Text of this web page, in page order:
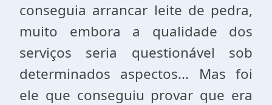
conseguia arrancar leite de pedra,
muito embora a qualidade dos
serviços seria questionável sob
determinados aspectos... Mas foi
ele que conseguiu provar que era